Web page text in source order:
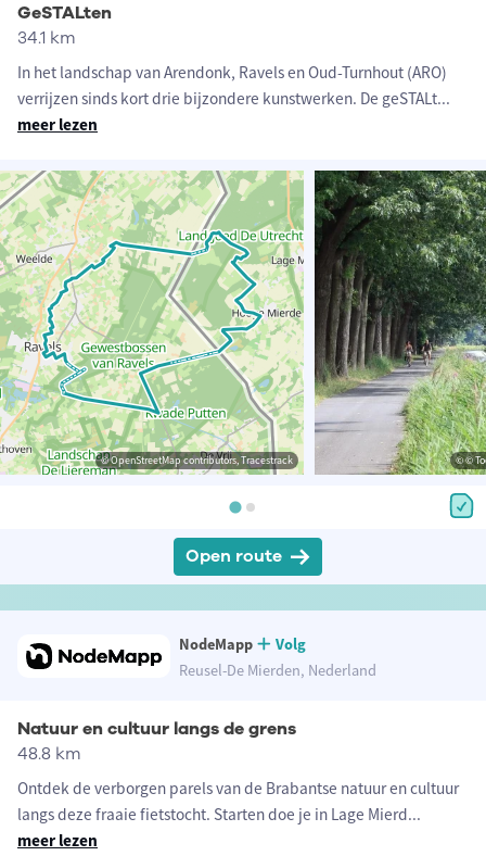
GeSTALten
34.1 km
In het landschap van Arendonk, Ravels en Oud-Turnhout (ARO)
verrijzen sinds kort drie bijzondere kunstwerken. De geSTALt...
meer lezen
© OpenStreetMap contributors, Tracestrack © ©
Open route
NodeMapp
Volg
Reusel-De Mierden, Nederland
Natuur en cultuur langs de grens
48.8 km
Ontdek de verborgen parels van de Brabantse natuur en cultuur
langs deze fraaie fietstocht. Starten doe je in Lage Mierd...
meer lezen